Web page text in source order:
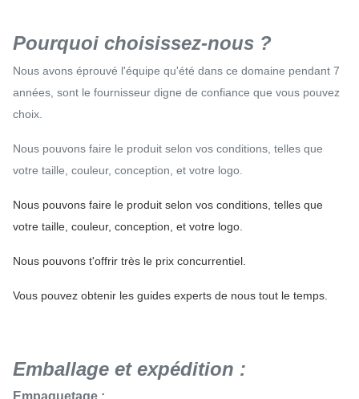
Pourquoi choisissez-nous ?
Nous avons éprouvé l'équipe qu'été dans ce domaine pendant 7
années, sont le fournisseur digne de confiance que vous pouvez
choix.
Nous pouvons faire le produit selon vos conditions, telles que
votre taille, couleur, conception, et votre logo.
Nous pouvons faire le produit selon vos conditions, telles que
votre taille, couleur, conception, et votre logo.
Nous pouvons t'offrir très le prix concurrentiel.
Vous pouvez obtenir les guides experts de nous tout le temps.
Emballage et expédition :
Empaquetage :